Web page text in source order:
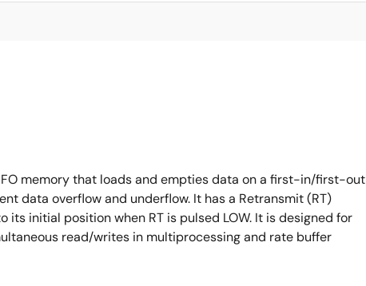
memory that loads and empties data on a first-in/first-out
data overflow and underflow. It has a Retransmit (RT)
initial position when RT is pulsed LOW. It is designed for
read/writes in multiprocessing and rate buffer